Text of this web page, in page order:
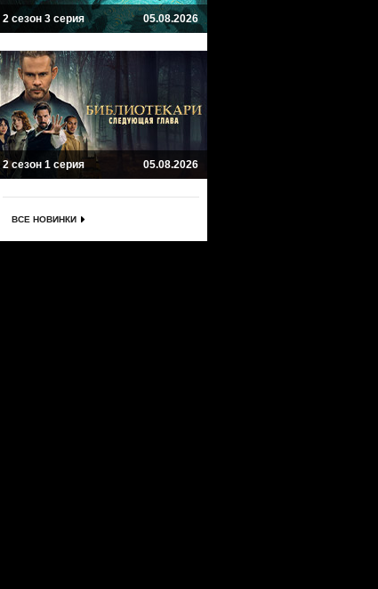
2 сезон 3 серия 05.08.2026
2 сезон 1 серия 05.08.2026
ВСЕ НОВИНКИ